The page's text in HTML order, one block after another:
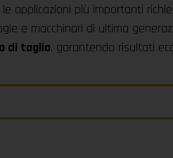
più importanti
e macchinari di ultima
di taglio. garantendo risultati